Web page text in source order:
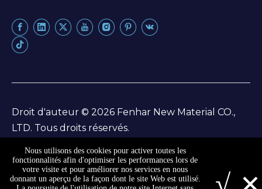
Droit d'auteur © 2026 Fenhar New Material CO.,
LTD. Tous droits réservés.
Plan du site
Plan du site | politique de confidentialité
Nous utilisons des cookies pour activer toutes les
fonctionnalités afin d'optimiser les performances lors de
votre visite et pour améliorer nos services en nous
donnant un aperçu de la façon dont le site Web est utilisé.